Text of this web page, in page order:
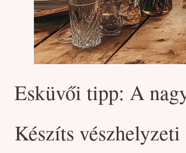
Esküvői tipp: A
Készíts